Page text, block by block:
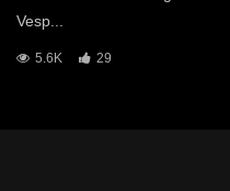
Vesp...
5.6K 29